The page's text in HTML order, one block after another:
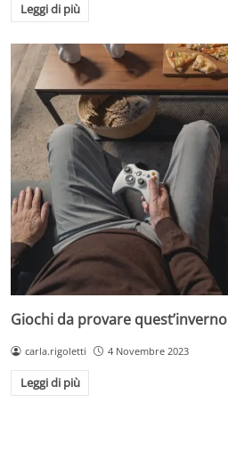
Leggi di più
Giochi da provare quest’inverno
carla.rigoletti 4 Novembre 2023
Leggi di più